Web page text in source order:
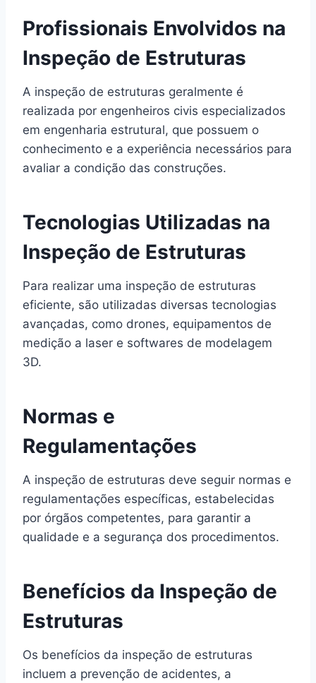
Profissionais Envolvidos na
Inspeção de Estruturas
A inspeção de estruturas geralmente é
realizada por engenheiros civis especializados
em engenharia estrutural, que possuem o
conhecimento e a experiência necessários para
avaliar a condição das construções.
Tecnologias Utilizadas na
Inspeção de Estruturas
Para realizar uma inspeção de estruturas
eficiente, são utilizadas diversas tecnologias
avançadas, como drones, equipamentos de
medição a laser e softwares de modelagem
3D.
Normas e
Regulamentações
A inspeção de estruturas deve seguir normas e
regulamentações específicas, estabelecidas
por órgãos competentes, para garantir a
qualidade e a segurança dos procedimentos.
Benefícios da Inspeção de
Estruturas
Os benefícios da inspeção de estruturas
incluem a prevenção de acidentes, a